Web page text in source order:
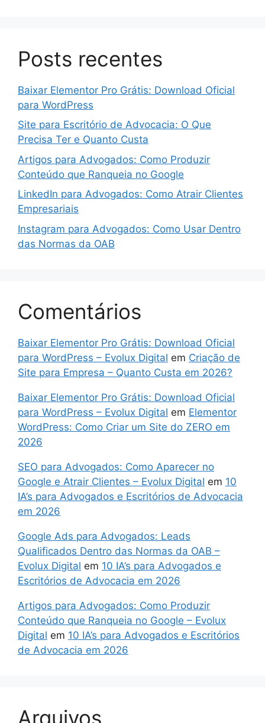
Posts recentes
Baixar Elementor Pro Grátis: Download Oficial
para WordPress
Site para Escritório de Advocacia: O Que
Precisa Ter e Quanto Custa
Artigos para Advogados: Como Produzir
Conteúdo que Ranqueia no Google
LinkedIn para Advogados: Como Atrair Clientes
Empresariais
Instagram para Advogados: Como Usar Dentro
das Normas da OAB
Comentários
Baixar Elementor Pro Grátis: Download Oficial
para WordPress – Evolux Digital em Criação de
Site para Empresa – Quanto Custa em 2026?
Baixar Elementor Pro Grátis: Download Oficial
para WordPress – Evolux Digital em Elementor
WordPress: Como Criar um Site do ZERO em
2026
SEO para Advogados: Como Aparecer no
Google e Atrair Clientes – Evolux Digital em 10
IA’s para Advogados e Escritórios de Advocacia
em 2026
Google Ads para Advogados: Leads
Qualificados Dentro das Normas da OAB –
Evolux Digital em 10 IA’s para Advogados e
Escritórios de Advocacia em 2026
Artigos para Advogados: Como Produzir
Conteúdo que Ranqueia no Google – Evolux
Digital em 10 IA’s para Advogados e Escritórios
de Advocacia em 2026
Arquivos